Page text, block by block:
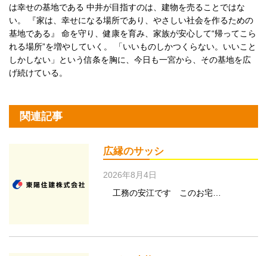
は幸せの基地である 中井が目指すのは、建物を売ることではな
い。 『家は、幸せになる場所であり、やさしい社会を作るための
基地である』 命を守り、健康を育み、家族が安心して“帰ってこら
れる場所”を増やしていく。 「いいものしかつくらない。いいこと
しかしない」という信条を胸に、今日も一宮から、その基地を広
げ続けている。
関連記事
広縁のサッシ
2026年8月4日
工務の安江です このお宅…